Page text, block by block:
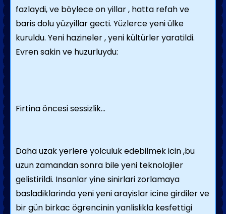
fazlaydi, ve böylece on yillar , hatta refah ve
baris dolu yüzyillar gecti. Yüzlerce yeni ülke
kuruldu. Yeni hazineler , yeni kültürler yaratildi.
Evren sakin ve huzurluydu:
Firtina öncesi sessizlik...
Daha uzak yerlere yolculuk edebilmek icin ,bu
uzun zamandan sonra bile yeni teknolojiler
gelistirildi. Insanlar yine sinirlari zorlamaya
basladiklarinda yeni yeni arayislar icine girdiler ve
bir gün birkac ögrencinin yanlislikla kesfettigi